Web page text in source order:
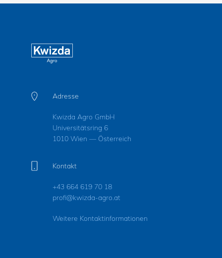
Adresse
Kwizda Agro GmbH
Universitätsring 6
1010 Wien — Österreich
Kontakt
+43 664 619 70 18
profi@kwizda-agro.at
Weitere Kontaktinformationen